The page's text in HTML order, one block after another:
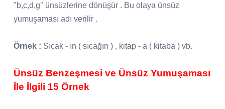
"b,c,d,g" ünsüzlerine dönüşür . Bu olaya ünsüz
yumuşaması adı verilir .
Örnek : Sıcak - ın ( sıcağın ) , kitap - a ( kitaba ) vb.
Ünsüz Benzeşmesi ve Ünsüz Yumuşaması
İle İlgili 15 Örnek